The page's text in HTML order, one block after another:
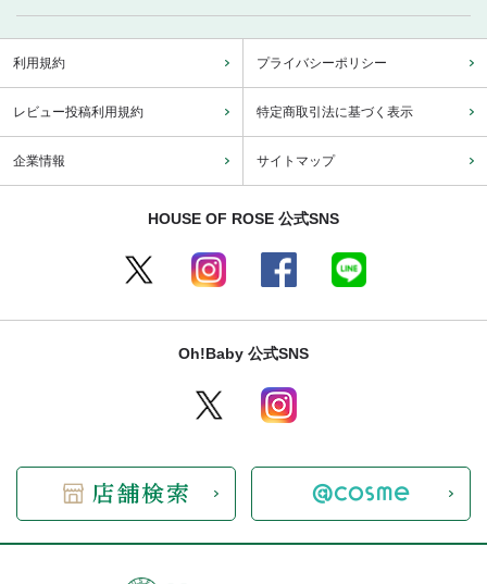
利用規約 プライバシーポリシー
レビュー投稿利用規約 特定商取引法に基づく表示
企業情報 サイトマップ
HOUSE OF ROSE 公式SNS
Oh!Baby 公式SNS